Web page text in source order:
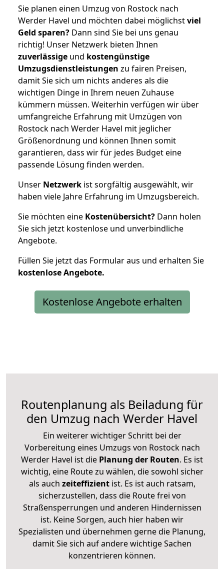
Sie planen einen Umzug von Rostock nach
Werder Havel und möchten dabei möglichstviel
Geld sparen? Dann sind Sie bei uns genau
richtig! Unser Netzwerk bieten Ihnen
zuverlässige und kostengünstige
Umzugsdienstleistungen zu fairen Preisen,
damit Sie sich um nichts anderes als die
wichtigen Dinge in Ihrem neuen Zuhause
kümmern müssen. Weiterhin verfügen wir über
umfangreiche Erfahrung mit Umzügen von
Rostock nach Werder Havel mit jeglicher
Größenordnung und können Ihnen somit
garantieren, dass wir für jedes Budget eine
passende Lösung finden werden.
Unser Netzwerk ist sorgfältig ausgewählt, wir
haben viele Jahre Erfahrung im Umzugsbereich.
Sie möchten eine Kostenübersicht? Dann holen
Sie sich jetzt kostenlose und unverbindliche
Angebote.
Füllen Sie jetzt das Formular aus und erhalten Sie
kostenloseAngebote.
Kostenlose Angebote erhalten
Routenplanung als Beiladung für
den Umzug nach Werder Havel
Ein weiterer wichtiger Schritt bei der
Vorbereitung eines Umzugs von Rostock nach
Werder Havel ist die Planung der Routen. Es ist
wichtig, eine Route zu wählen, die sowohl sicher
als auch zeiteffizientist. Es ist auch ratsam,
sicherzustellen, dass die Route frei von
Straßensperrungen und anderen Hindernissen
ist. Keine Sorgen, auch hier haben wir
Spezialisten und übernehmen gerne die Planung,
damit Sie sich auf andere wichtige Sachen
konzentrieren können.